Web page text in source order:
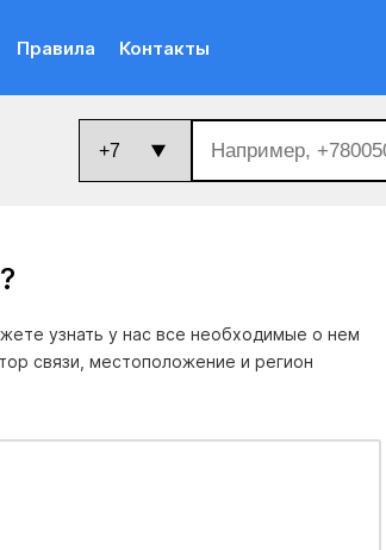
Правила Контакты
?
узнать у нас все необходимые о нем
связи, местоположение и регион